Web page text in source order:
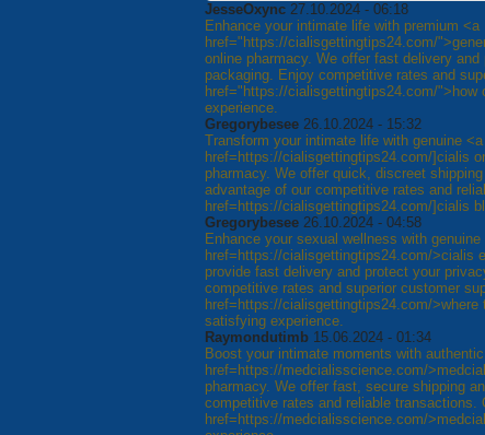
JesseOxync 27.10.2024 - 06:18
Enhance your intimate life with premium <a
href="https://cialisgettingtips24.com/
online pharmacy. We offer fast delivery
packaging. Enjoy competitive rates and
href="https://cialisgettingtips24.com/
experience.
Gregorybesee 26.10.2024 - 15:32
Transform your intimate life with genuine <a
href=https://cialisgettingtips24.com/]cialis
pharmacy. We offer quick, discreet
advantage of our competitive rates and
href=https://cialisgettingtips24.com/]cialis
Gregorybesee 26.10.2024 - 04:58
Enhance your sexual wellness with genuine
href=https://cialisgettingtips24.com/>cialis
provide fast delivery and protect your
competitive rates and superior customer
href=https://cialisgettingtips24.com/
satisfying experience.
Raymondutimb 15.06.2024 - 01:34
Boost your intimate moments with authentic
href=https://medcialisscience.com/
pharmacy. We offer fast, secure shipping
competitive rates and reliable transactions.
href=https://medcialisscience.com/